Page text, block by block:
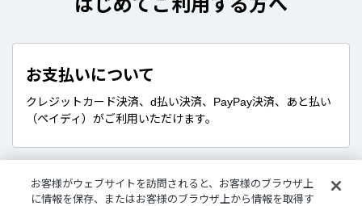
お支払いについて
クレジットカード決済、d払い決済、PayPay決済、あと払い
（ペイディ）がご利用いただけます。
販売商品について
お客様がウェブサイトを訪問されると、お客様のブラウザ上
に情報を保存、またはお客様のブラウザ上から情報を取得す